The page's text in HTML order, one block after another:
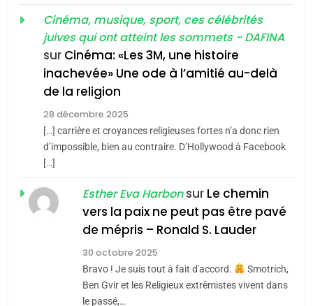
Tout sur la Nostalgie
SOUVENIRS
l’alliance pourrait
s’étendre à 13 pays
d’Amérique latine
ISRAÉL JUDAISME
2025, l’année la plus
meurtrière selon le
rapport d’ADL contre
l’antisémitisme
FRANCE ISRAÉL
FIÈRE, DIGNE ET RÉSILIENTE :
POURQUOI JE REVENDIQUE
Cinéma, musique, sport, ces célébrités
juives qui ont atteint les sommets - DAFINA
sur Cinéma: «Les 3M, une histoire
inachevée» Une ode à l’amitié au-delà
de la religion
28 décembre 2025
[…] carrière et croyances religieuses fortes n’a donc rien
d’impossible, bien au contraire. D’Hollywood à Facebook
[…]
Esther Eva Harbonsur Le chemin
vers la paix ne peut pas être pavé
de mépris – Ronald S. Lauder
30 octobre 2025
Bravo ! Je suis tout à fait d'accord.
Smotrich,
Ben Gvir et les Religieux extrêmistes vivent dans
le passé,…
Zrihen-Dvir
CE QUI NOUS MANQUE –
Jacques Hadida
JUDAISME
Maroc : Les amandes de
Azilal consacrés produits
du terroir
DAFINA MAROC
Oeil ravageur – Vanessa De
Loya Stauber
CINEMA ISRAÉL